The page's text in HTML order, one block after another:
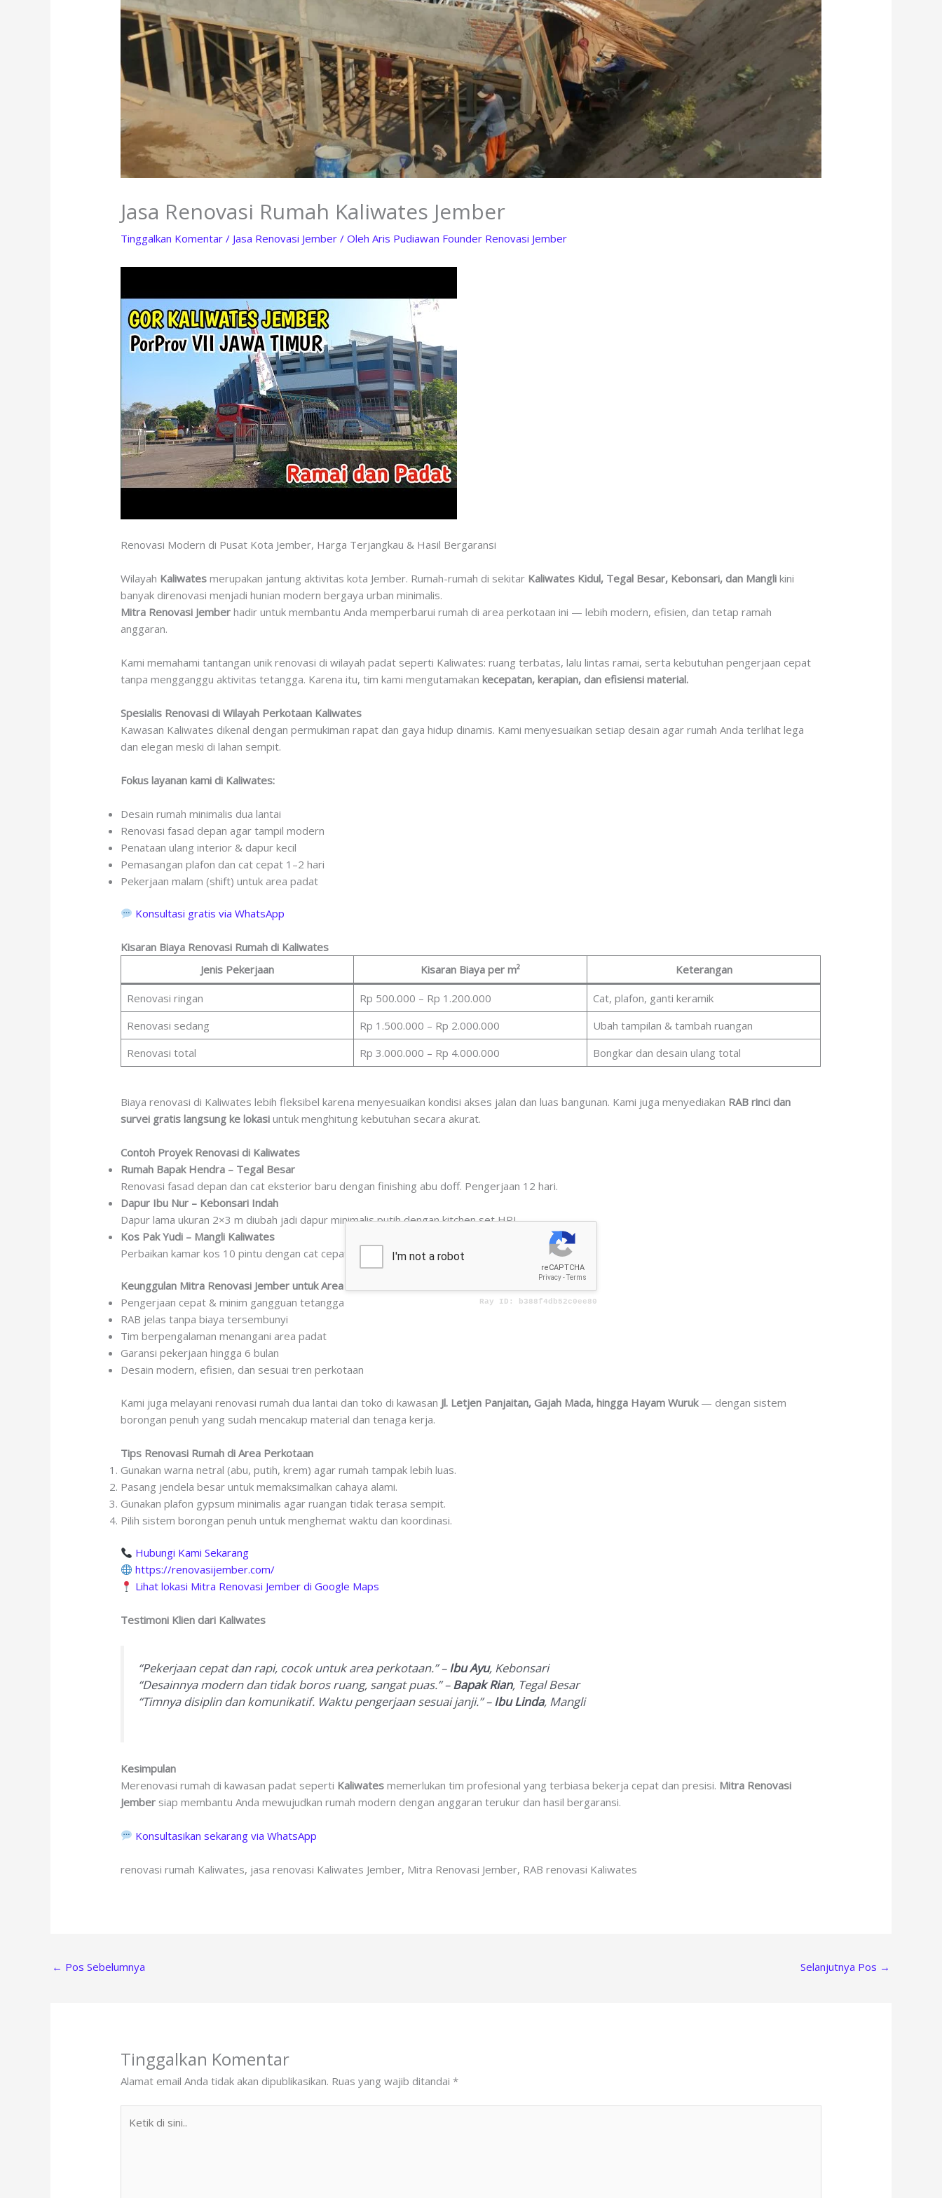
Jasa Renovasi Rumah Kaliwates Jember
Tinggalkan Komentar / Jasa Renovasi Jember / OlehAris Pudiawan Founder Renovasi Jember
Renovasi Modern di Pusat Kota Jember, Harga Terjangkau & Hasil Bergaransi
Wilayah Kaliwates merupakan jantung aktivitas kota Jember. Rumah-rumah di sekitar Kaliwates Kidul, Tegal Besar, Kebonsari, dan Mangli kini
banyak direnovasi menjadi hunian modern bergaya urban minimalis.
Mitra Renovasi Jember hadir untuk membantu Anda memperbarui rumah di area perkotaan ini — lebih modern, efisien, dan tetap ramah
anggaran.
Kami memahami tantangan unik renovasi di wilayah padat seperti Kaliwates: ruang terbatas, lalu lintas ramai, serta kebutuhan pengerjaan cepat
tanpa mengganggu aktivitas tetangga. Karena itu, tim kami mengutamakankecepatan, kerapian, dan efisiensi material.
Spesialis Renovasi di Wilayah Perkotaan Kaliwates
Kawasan Kaliwates dikenal dengan permukiman rapat dan gaya hidup dinamis. Kami menyesuaikan setiap desain agar rumah Anda terlihat lega
dan elegan meski di lahan sempit.
Fokus layanan kami di Kaliwates:
Desain rumah minimalis dua lantai
Renovasi fasad depan agar tampil modern
Penataan ulang interior & dapur kecil
Pemasangan plafon dan cat cepat 1–2 hari
Pekerjaan malam (shift) untuk area padat
Konsultasi gratis via WhatsApp
Kisaran Biaya Renovasi Rumah di Kaliwates
Jenis Pekerjaan
Kisaran Biaya per m² Keterangan
Renovasi ringan Rp 500.000 – Rp 1.200.000
Cat, plafon, ganti keramik
Renovasi sedang
Rp 1.500.000 – Rp 2.000.000
Ubah tampilan & tambah ruangan
Renovasi total
Rp 3.000.000 – Rp 4.000.000 Bongkar dan desain ulang total
Biaya renovasi di Kaliwates lebih fleksibel karena menyesuaikan kondisi akses jalan dan luas bangunan. Kami juga menyediakan RAB rinci dan
survei gratis langsung ke lokasi untuk menghitung kebutuhan secara akurat.
Contoh Proyek Renovasi di Kaliwates
Rumah Bapak Hendra – Tegal Besar
Renovasi fasad depan dan cat eksterior baru dengan finishing abu doff. Pengerjaan 12 hari.
Dapur Ibu Nur – Kebonsari Indah
Dapur lama ukuran 2×3 m diubah jadi dapur minimalis putih dengan kitchen set HPL.
Kos Pak Yudi – Mangli Kaliwates
Perbaikan kamar kos 10 pintu dengan cat cepat & penggantian keramik, selesai 18 hari.
Keunggulan Mitra Renovasi Jember untuk Area Kota
Pengerjaan cepat & minim gangguan tetangga
RAB jelas tanpa biaya tersembunyi
Tim berpengalaman menangani area padat
Garansi pekerjaan hingga 6 bulan
Desain modern, efisien, dan sesuai tren perkotaan
Kami juga melayani renovasi rumah dua lantai dan toko di kawasan Jl. Letjen Panjaitan, Gajah Mada, hingga Hayam Wuruk— dengan sistem
borongan penuh yang sudah mencakup material dan tenaga kerja.
Tips Renovasi Rumah di Area Perkotaan
Gunakan warna netral (abu, putih, krem) agar rumah tampak lebih luas.
Pasang jendela besar untuk memaksimalkan cahaya alami.
Gunakan plafon gypsum minimalis agar ruangan tidak terasa sempit.
Pilih sistem borongan penuh untuk menghemat waktu dan koordinasi.
Hubungi Kami Sekarang
https://renovasijember.com/
Lihat lokasi Mitra Renovasi Jember di Google Maps
Testimoni Klien dari Kaliwates
“Pekerjaan cepat dan rapi, cocok untuk area perkotaan.” –Ibu Ayu, Kebonsari
“Desainnya modern dan tidak boros ruang, sangat puas.” –Bapak Rian, Tegal Besar
“Timnya disiplin dan komunikatif. Waktu pengerjaan sesuai janji.” –Ibu Linda, Mangli
Kesimpulan
Merenovasi rumah di kawasan padat seperti Kaliwates memerlukan tim profesional yang terbiasa bekerja cepat dan presisi. Mitra Renovasi
Jember siap membantu Anda mewujudkan rumah modern dengan anggaran terukur dan hasil bergaransi.
Konsultasikan sekarang via WhatsApp
renovasi rumah Kaliwates, jasa renovasi Kaliwates Jember, Mitra Renovasi Jember, RAB renovasi Kaliwates
← Pos Sebelumnya Selanjutnya Pos →
Tinggalkan Komentar
Alamat email Anda tidak akan dipublikasikan. Ruas yang wajib ditandai*